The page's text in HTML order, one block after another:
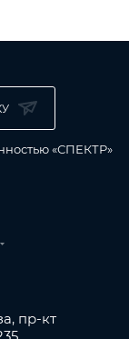
«СПЕКТР»
пр-кт